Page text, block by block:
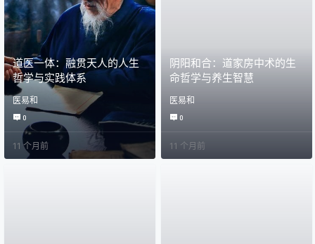
道医一体：融贯天人的人生
哲学与实践体系
医易和
0
11 个月前
阴阳和合：道家房中术的生
命哲学与养生智慧
医易和
0
11 个月前